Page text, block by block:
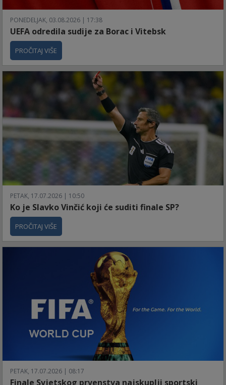
PONEDELJAK, 03.08.2026 | 17:38
UEFA odredila sudije za Borac i Vitebsk
PROČITAJ VIŠE
PETAK, 17.07.2026 | 10:50
Ko je Slavko Vinčić koji će suditi finale SP?
PROČITAJ VIŠE
PETAK, 17.07.2026 | 08:17
Finale Svjetskog prvenstva najskuplji sportski